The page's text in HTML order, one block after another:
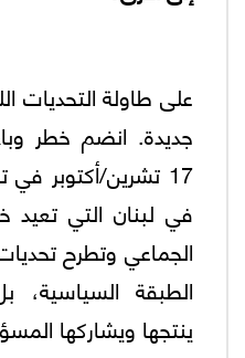
على طاولة التحديات
جديدة. انضم خطر
17 تشرين/أكتوبر
في لبنان التي تعيد
الجماعي وتطرح
الطبقة السياسية،
ينتجها ويشاركها